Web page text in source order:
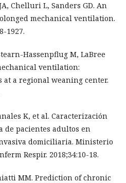
Chelluri L, Sanders GD. An
mechanical ventilation.
1927.
Hassenpflug M, LaBree
ventilation:
at a regional weaning center.
K, et al. Caracterización
de pacientes adultos en
domiciliaria. Ministerio
Respir. 2018;34:10-18.
MM. Prediction of chronic